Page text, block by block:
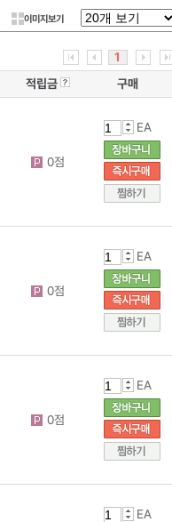
이미지보기
1
적립금 구매
0점
EA
0점
EA
0점
EA
EA